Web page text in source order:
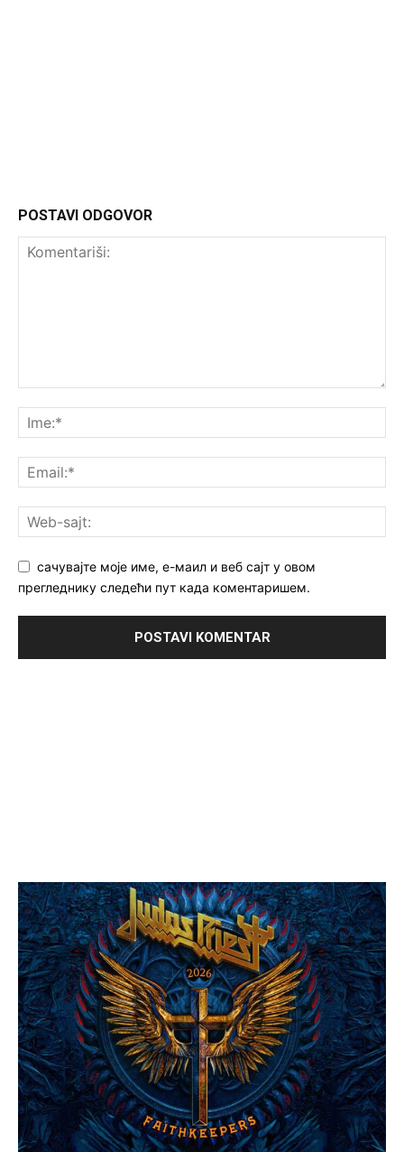
POSTAVI ODGOVOR
сачувајте моје име, е-маил и веб сајт у овом
прегледнику следећи пут када коментаришем.